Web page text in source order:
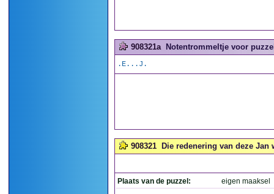
908321a Notentrommeltje voor
.E...J.
908321 Die redenering van deze
Plaats van de puzzel:
eigen maaksel